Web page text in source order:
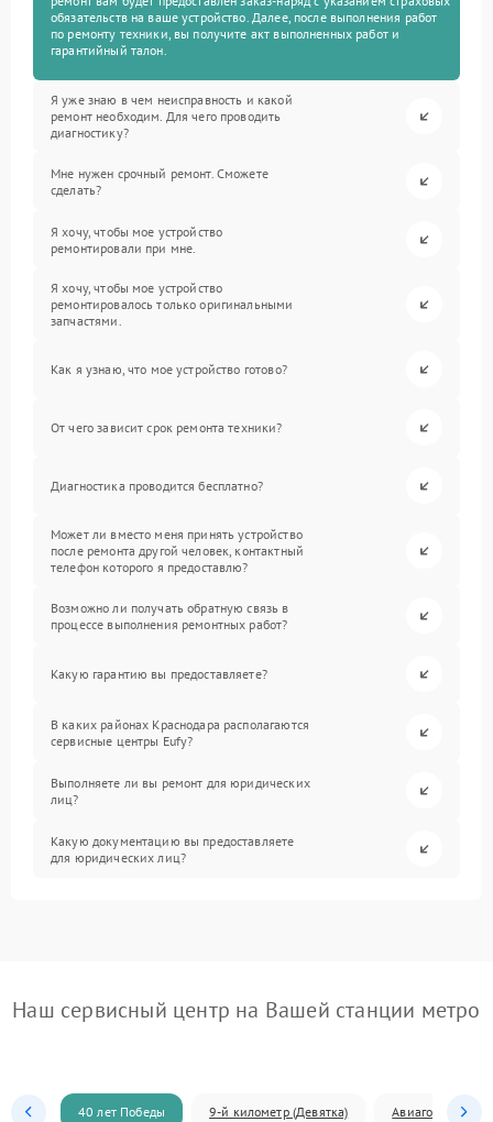
обязательств на ваше устройство. Далее, после выполнения работ
по ремонту техники, вы получите акт выполненных работ и
гарантийный талон.
Я уже знаю в чем неисправность и какой
ремонт необходим. Для чего проводить
диагностику?
Мне нужен срочный ремонт. Сможете
сделать?
Я хочу, чтобы мое устройство
ремонтировали при мне.
Я хочу, чтобы мое устройство
ремонтировалось только оригинальными
запчастями.
Как я узнаю, что мое устройство готово?
От чего зависит срок ремонта техники?
Диагностика проводится бесплатно?
Может ли вместо меня принять устройство
после ремонта другой человек, контактный
телефон которого я предоставлю?
Возможно ли получать обратную связь в
процессе выполнения ремонтных работ?
Какую гарантию вы предоставляете?
В каких районах Краснодара располагаются
сервисные центры Eufy?
Выполняете ли вы ремонт для юридических
лиц?
Какую документацию вы предоставляете
для юридических лиц?
Наш сервисный центр на Вашей станции метро
40 лет Победы 9-й километр (Девятка) Авиагородок